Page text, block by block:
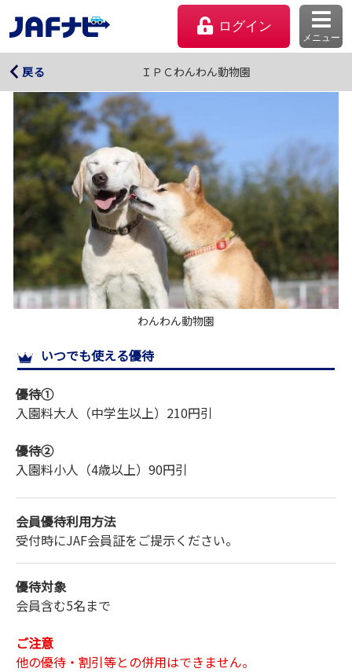
ログイン
メニュー
マイページ
会員優待のご利用方法
サイトマップ
戻る ＩＰＣわんわん動物園
ＩＰＣわんわん動物園
わんわん動物園
いつでも使える優待
優待①
入園料大人（中学生以上） 210円引
優待②
入園料小人（4歳以上） 90円引
会員優待利用方法
受付時にJAF会員証をご提示ください。
優待対象
会員含む5名まで
ご注意
他の優待・割引等との併用はできません。